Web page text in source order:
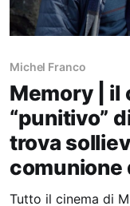
Michel Franco
Memory | il
“punitivo”
trova
comunione
Tutto il cinema di